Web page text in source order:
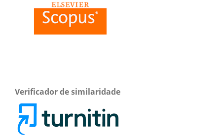
Verificador de similaridade